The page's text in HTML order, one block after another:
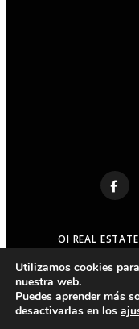
OI REAL ESTATE
© 2023 OI
Utilizamos cookies
nuestra web.
Puedes aprender más
desactivarlas en los